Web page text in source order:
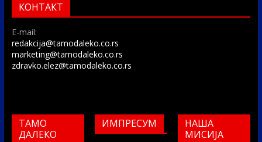
КОНТАКТ
E-mail:
redakcija@tamodaleko.co.rs
marketing@tamodaleko.co.rs
zdravko.elez@tamodaleko.co.rs
ТАМО
ДАЛЕКО
ИМПРЕСУМ
НАША
МИСИЈА